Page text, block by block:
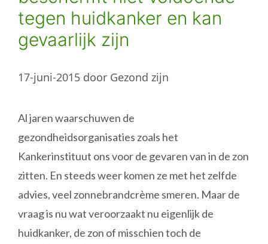
tegen huidkanker en kan
gevaarlijk zijn
17-juni-2015 door Gezond zijn
Al jaren waarschuwen de
gezondheidsorganisaties zoals het
Kankerinstituut ons voor de gevaren van in de zon
zitten. En steeds weer komen ze met het zelfde
advies, veel zonnebrandcrème smeren. Maar de
vraag is nu wat veroorzaakt nu eigenlijk de
huidkanker, de zon of misschien toch de